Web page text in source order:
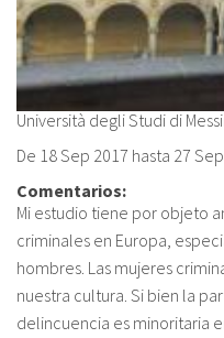
Sobre el IISJ
FAQ
Oñati
Calendario
Galería de fotos
Università degli Studi di
De 18 Sep 2017 hasta 27
Comentarios:
Mi estudio tiene por objeto
criminales en Europa,
hombres. Las mujeres
nuestra cultura. Si bien la
delincuencia es minoritaria